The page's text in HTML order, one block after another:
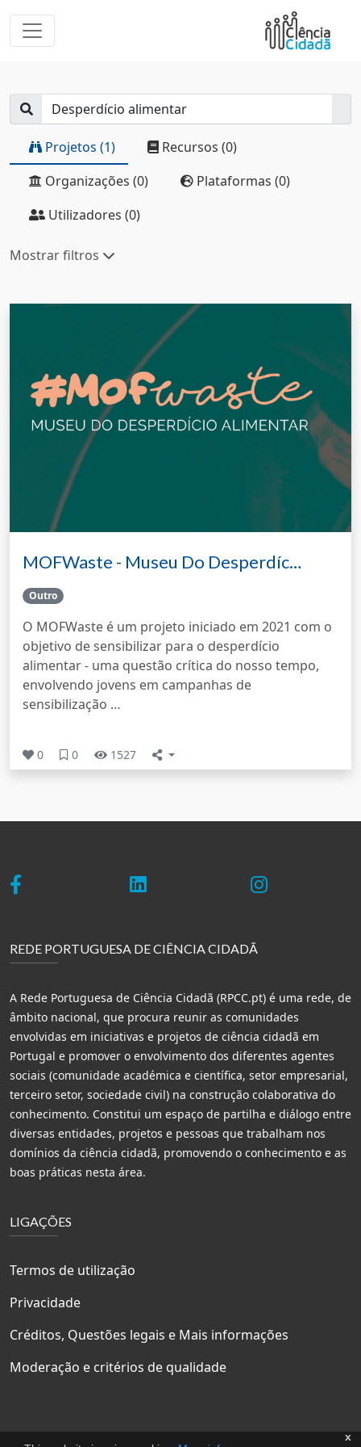
Projetos (1)
Recursos (0)
Organizações (0)
Plataformas (0)
Utilizadores (0)
Mostrar filtros
MOFWaste - Museu Do Desperdíc…
Outro
O MOFWaste é um projeto iniciado em 2021 com o
objetivo de sensibilizar para o desperdício
alimentar - uma questão crítica do nosso tempo,
envolvendo jovens em campanhas de
sensibilização …
0 0 1527
x
REDE PORTUGUESA DE CIÊNCIA CIDADÃ
A Rede Portuguesa de Ciência Cidadã (RPCC.pt) é uma rede, de
âmbito nacional, que procura reunir as comunidades
envolvidas em iniciativas e projetos de ciência cidadã em
Portugal e promover o envolvimento dos diferentes agentes
sociais (comunidade académica e científica, setor empresarial,
terceiro setor, sociedade civil) na construção colaborativa do
conhecimento. Constitui um espaço de partilha e diálogo entre
diversas entidades, projetos e pessoas que trabalham nos
domínios da ciência cidadã, promovendo o conhecimento e as
boas práticas nesta área.
LIGAÇÕES
Termos de utilização
Privacidade
Créditos, Questões legais e Mais informações
Moderação e critérios de qualidade